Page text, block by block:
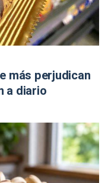
más perjudican
a diario